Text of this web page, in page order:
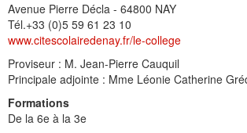
Avenue Pierre Décla - 64800 NAY
Tél.+33 (0)5 59 61 23 10
www.citescolairedenay.fr/le-college
Proviseur : M. Jean-Pierre Cauquil
Principale adjointe : Mme Léonie Catherine
Formations
De la 6e à la 3e